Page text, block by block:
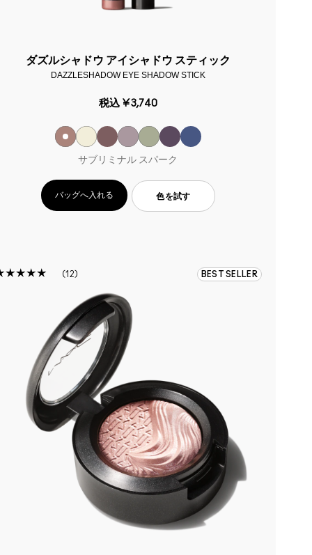
ダズルシャドウ アイシャドウ スティック
DAZZLESHADOW EYE SHADOW STICK
税込 ¥3,740
サブリミナル スパーク
バッグへ入れる 色を試す
12 BEST SELLER